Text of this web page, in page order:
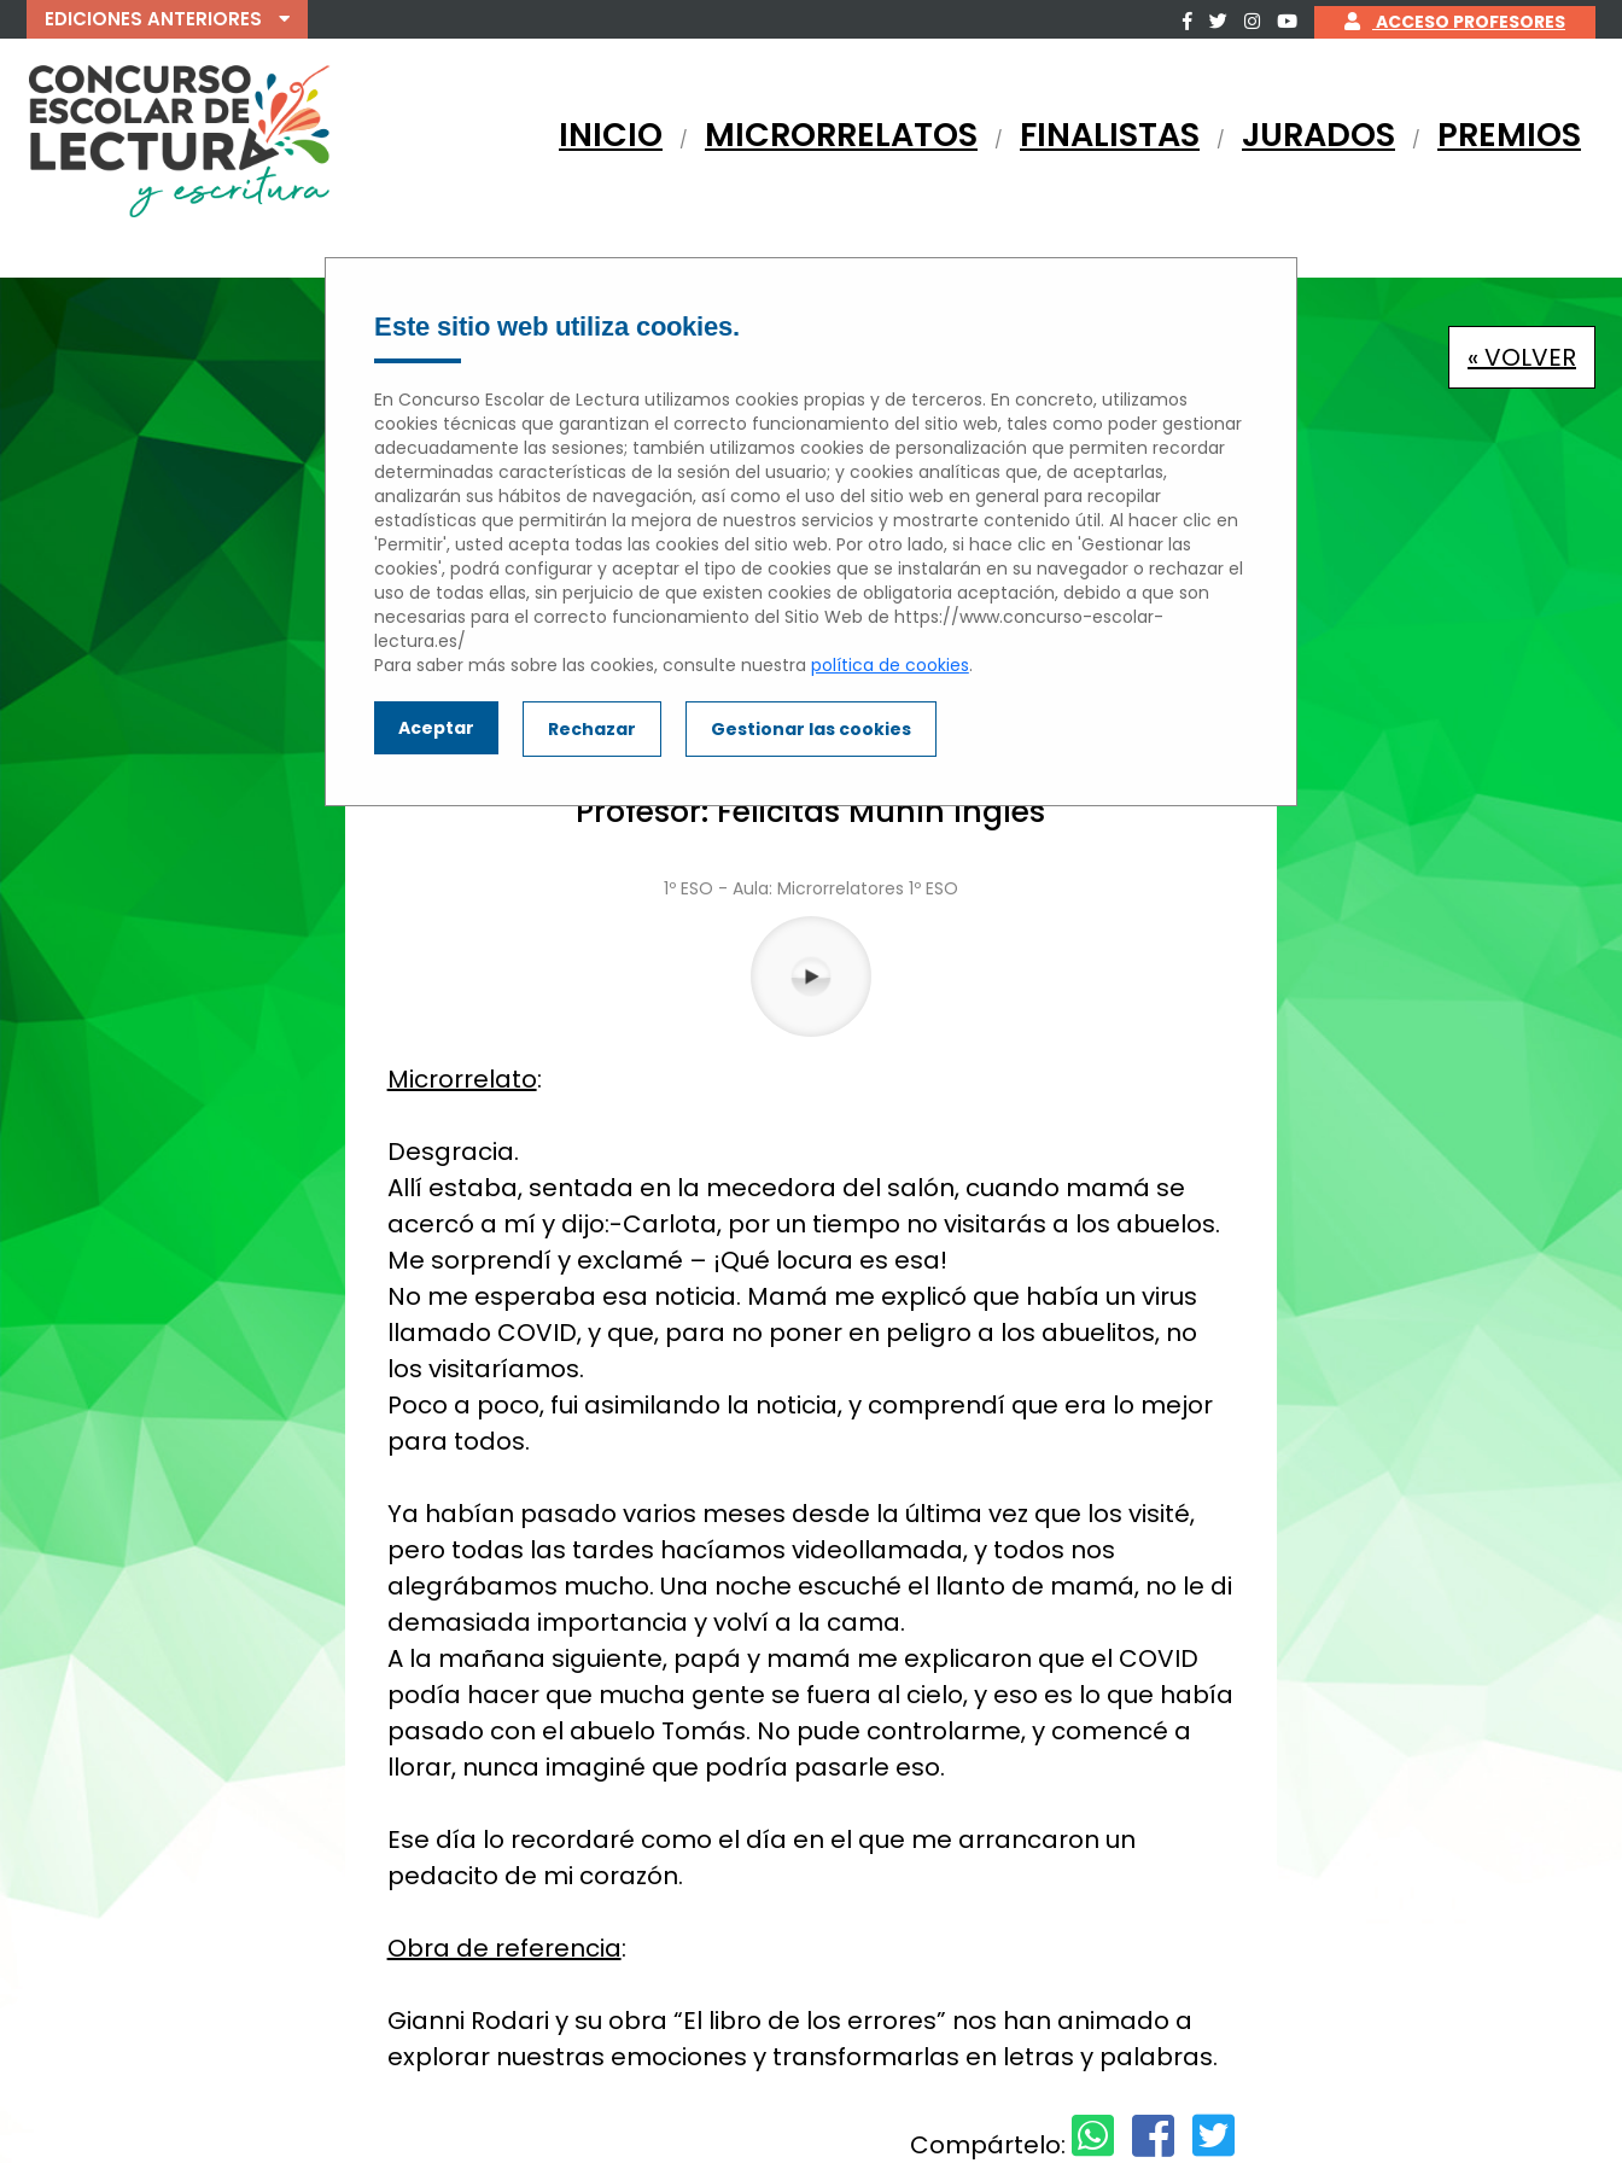
EDICIONES ANTERIORES ACCESO PROFESORES
INICIO / MICRORRELATOS / FINALISTAS / JURADOS / PREMIOS
« VOLVER
Edición 2022/2023
COLEGIO CEU SAN PABLO
MONTEPRÍNCIPE
Candela Expósito Montero
Profesor: Felicitas Munín Inglés
1º ESO - Aula: Microrrelatores 1º ESO
Microrrelato:
Desgracia.
Allí estaba, sentada en la mecedora del salón, cuando mamá se
acercó a mí y dijo:-Carlota, por un tiempo no visitarás a los abuelos.
Me sorprendí y exclamé – ¡Qué locura es esa!
No me esperaba esa noticia. Mamá me explicó que había un virus
llamado COVID, y que, para no poner en peligro a los abuelitos, no
los visitaríamos.
Poco a poco, fui asimilando la noticia, y comprendí que era lo mejor
para todos.
Ya habían pasado varios meses desde la última vez que los visité,
pero todas las tardes hacíamos videollamada, y todos nos
alegrábamos mucho. Una noche escuché el llanto de mamá, no le di
demasiada importancia y volví a la cama.
A la mañana siguiente, papá y mamá me explicaron que el COVID
podía hacer que mucha gente se fuera al cielo, y eso es lo que había
pasado con el abuelo Tomás. No pude controlarme, y comencé a
llorar, nunca imaginé que podría pasarle eso.
Ese día lo recordaré como el día en el que me arrancaron un
pedacito de mi corazón.
Obra de referencia:
Gianni Rodari y su obra “El libro de los errores” nos han animado a
explorar nuestras emociones y transformarlas en letras y palabras.
Compártelo:
Este sitio web utiliza cookies.
En Concurso Escolar de Lectura utilizamos cookies propias y de terceros. En concreto, utilizamos
cookies técnicas que garantizan el correcto funcionamiento del sitio web, tales como poder gestionar
adecuadamente las sesiones; también utilizamos cookies de personalización que permiten recordar
determinadas características de la sesión del usuario; y cookies analíticas que, de aceptarlas,
analizarán sus hábitos de navegación, así como el uso del sitio web en general para recopilar
estadísticas que permitirán la mejora de nuestros servicios y mostrarte contenido útil. Al hacer clic en
'Permitir', usted acepta todas las cookies del sitio web. Por otro lado, si hace clic en 'Gestionar las
cookies', podrá configurar y aceptar el tipo de cookies que se instalarán en su navegador o rechazar el
uso de todas ellas, sin perjuicio de que existen cookies de obligatoria aceptación, debido a que son
necesarias para el correcto funcionamiento del Sitio Web de https://www.concurso-escolar-
lectura.es/
Para saber más sobre las cookies, consulte nuestra política de cookies.
Aceptar Rechazar Gestionar las cookies